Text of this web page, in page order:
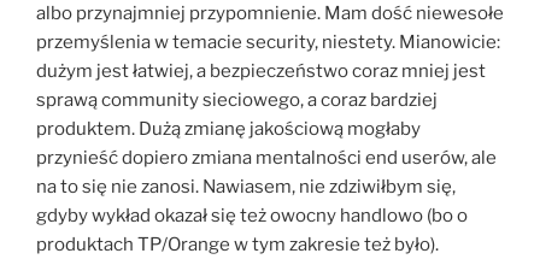
albo przynajmniej przypomnienie. Mam dość niewesołe
przemyślenia w temacie security, niestety. Mianowicie:
dużym jest łatwiej, a bezpieczeństwo coraz mniej jest
sprawą community sieciowego, a coraz bardziej
produktem. Dużą zmianę jakościową mogłaby
przynieść dopiero zmiana mentalności end userów, ale
na to się nie zanosi. Nawiasem, nie zdziwiłbym się,
gdyby wykład okazał się też owocny handlowo (bo o
produktach TP/Orange w tym zakresie też było).